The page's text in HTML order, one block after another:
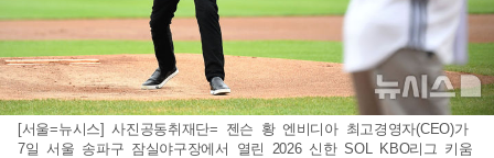
[서울=뉴시스] 사진공동취재단= 젠슨 황 엔비디아 최고경영자(CEO)가
7일 서울 송파구 잠실야구장에서 열린 2026 신한 SOL KBO리그 키움